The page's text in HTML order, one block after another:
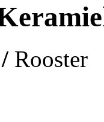
/ Rooster